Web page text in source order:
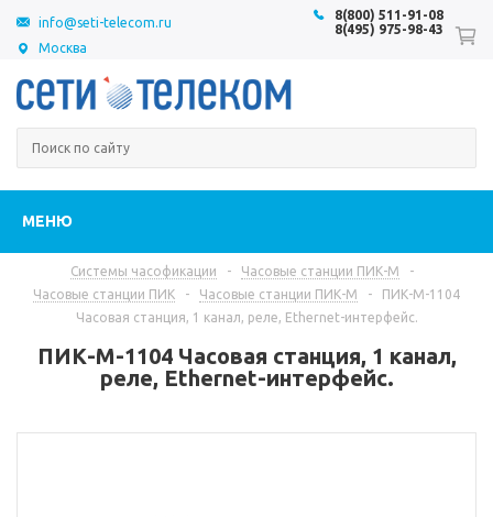
Москва
8(800) 511-91-08
8(495) 975-98-43
info@seti-telecom.ru
МЕНЮ
Системы часофикации - Часовые станции ПИК-М
-
Часовые станции ПИК
- Часовые станции ПИК-М -
ПИК-М-1104
Часовая станция, 1 канал, реле, Ethernet-интерфейс.
ПИК-М-1104 Часовая станция, 1 канал,
реле, Ethernet-интерфейс.